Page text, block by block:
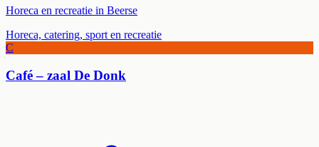
Horeca en recreatie in Beerse
Horeca, catering, sport en recreatie
C
Café – zaal De Donk